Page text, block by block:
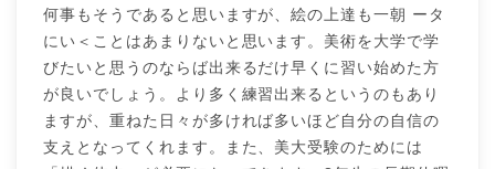
何事もそうであると思いますが、絵の上達も一朝 ータ
にい＜ことはあまりないと思います。美術を大学で学
びたいと思うのならば出来るだけ早くに習い始めた方
が良いでしょう。より多く練習出来るというのもあり
ますが、重ねた日々が多ければ多いほど自分の自信の
支えとなってくれます。また、美大受験のためには